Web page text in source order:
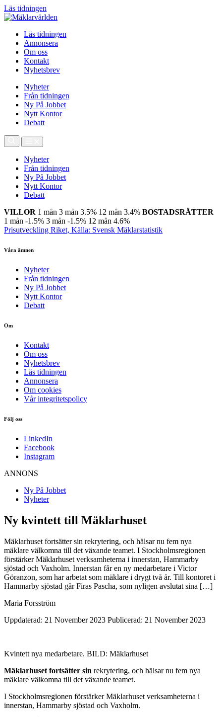
Läs tidningen
Läs tidningen
Annonsera
Om oss
Kontakt
Nyhetsbrev
Nyheter
Från tidningen
Ny På Jobbet
Nytt Kontor
Debatt
Nyheter
Från tidningen
Ny På Jobbet
Nytt Kontor
Debatt
VILLOR 1 mån 3 mån 3.5% 12 mån 3.4% BOSTADSRÄTTER
1 mån -1.5% 3 mån -1.5% 12 mån 4.6%
Prisutveckling Riket, Källa: Svensk Mäklarstatistik
Våra ämnen
Nyheter
Från tidningen
Ny På Jobbet
Nytt Kontor
Debatt
Om
Kontakt
Om oss
Nyhetsbrev
Läs tidningen
Annonsera
Om cookies
Vår integritetspolicy
Följ oss
LinkedIn
Facebook
Instagram
ANNONS
Ny På Jobbet
Nyheter
Ny kvintett till Mäklarhuset
Mäklarhuset fortsätter sin rekrytering, och hälsar nu fem nya
mäklare välkomna till det växande teamet. I Stockholmsregionen
förstärker Mäklarhuset verksamheterna i innerstan, Hammarby
sjöstad och Vaxholm. Innerstan får en ny medarbetare i Victor
Göranzon, som har arbetat som mäklare i drygt två år. Till kontoret i
Hammarby sjöstad går Firas Pascha, som nyligen avslutat sina […]
Maria Forsström
Uppdaterad: 21 November 2023 Publicerad: 21 November 2023
Kvintett nya medarbetare. BILD: Mäklarhuset
Mäklarhuset fortsätter sin rekrytering, och hälsar nu fem nya
mäklare välkomna till det växande teamet.
I Stockholmsregionen förstärker Mäklarhuset verksamheterna i
innerstan, Hammarby sjöstad och Vaxholm.